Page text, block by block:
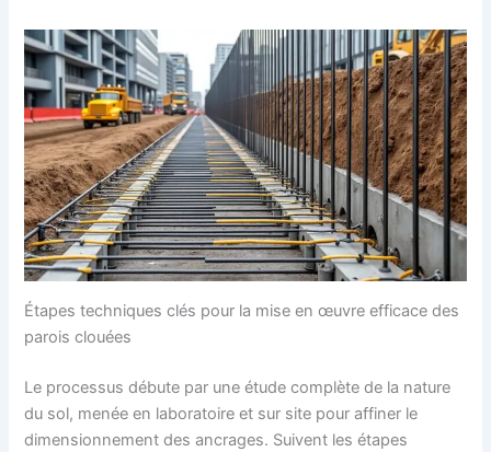
Étapes techniques clés pour la mise en œuvre efficace des
parois clouées
Le processus débute par une étude complète de la nature
du sol, menée en laboratoire et sur site pour affiner le
dimensionnement des ancrages. Suivent les étapes